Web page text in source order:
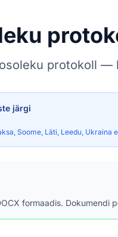
protokoll
järgi
Soome, Läti, Leedu, Ukraina
formaadis. Dokumendi